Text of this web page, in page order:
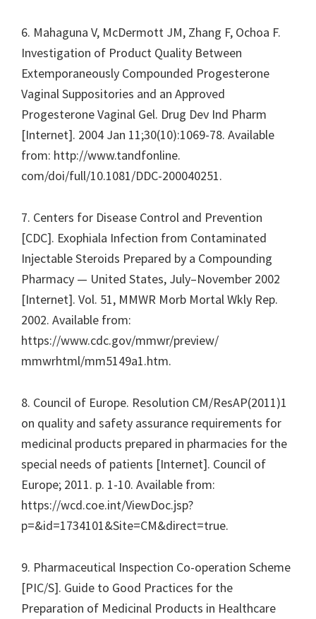
6. Mahaguna V, McDermott JM, Zhang F, Ochoa F.
Investigation of Product Quality Between
Extemporaneously Compounded Progesterone
Vaginal Suppositories and an Approved
Progesterone Vaginal Gel. Drug Dev Ind Pharm
[Internet]. 2004 Jan 11;30(10):1069-78. Available
from: http://www.tandfonline.
com/doi/full/10.1081/DDC-200040251.
7. Centers for Disease Control and Prevention
[CDC]. Exophiala Infection from Contaminated
Injectable Steroids Prepared by a Compounding
Pharmacy — United States, July–November 2002
[Internet]. Vol. 51, MMWR Morb Mortal Wkly Rep.
2002. Available from:
https://www.cdc.gov/mmwr/preview/
mmwrhtml/mm5149a1.htm.
8. Council of Europe. Resolution CM/ResAP(2011)1
on quality and safety assurance requirements for
medicinal products prepared in pharmacies for the
special needs of patients [Internet]. Council of
Europe; 2011. p. 1-10. Available from:
https://wcd.coe.int/ViewDoc.jsp?
p=&id=1734101&Site=CM&direct=true.
9. Pharmaceutical Inspection Co-operation Scheme
[PIC/S]. Guide to Good Practices for the
Preparation of Medicinal Products in Healthcare